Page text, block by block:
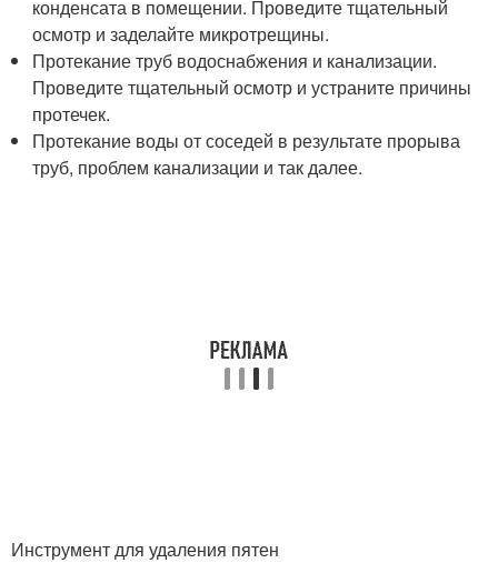
конденсата в помещении. Проведите тщательный
осмотр и заделайте микротрещины.
Протекание труб водоснабжения и канализации.
Проведите тщательный осмотр и устраните причины
протечек.
Протекание воды от соседей в результате прорыва
труб, проблем канализации и так далее.
Инструмент для удаления пятен